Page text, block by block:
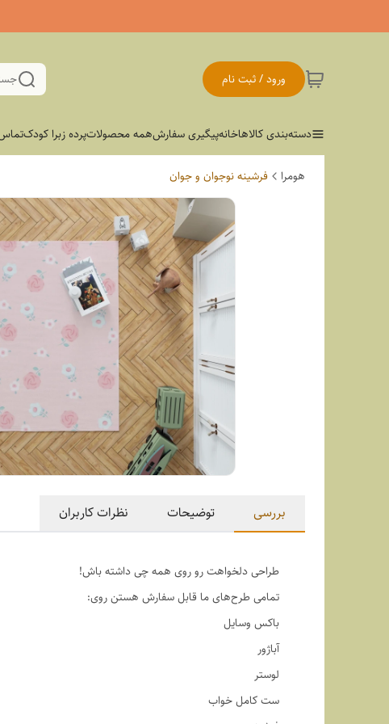
ورود / ثبت نام
دسته‌بندی کالاهاخانهپیگیری سفارشهمه محصولاتپرده زبرا کودک
هومرا فرشینه نوجوان و جوان
بررسی توضیحات نظرات کاربران
طراحی دلخواهت رو روی همه چی داشته باش!
تمامی طرح‌های ما قابل سفارش هستن روی:
باکس وسایل
آباژور
لوستر
ست کامل خواب